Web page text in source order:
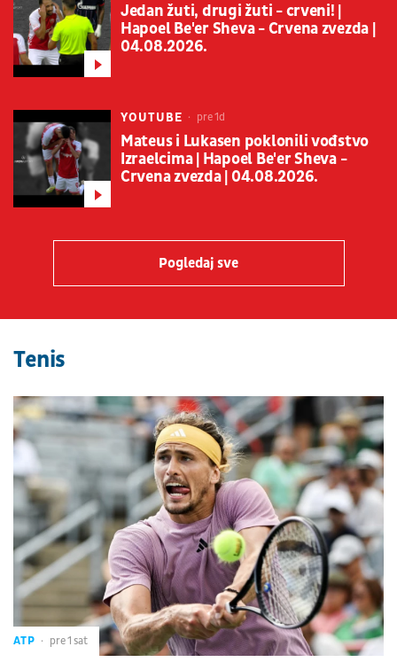
Jedan žuti, drugi žuti - crveni! |
Hapoel Be'er Sheva - Crvena zvezda |
04.08.2026.
YOUTUBE pre 1d
Mateus i Lukasen poklonili vođstvo
Izraelcima | Hapoel Be'er Sheva -
Crvena zvezda | 04.08.2026.
Pogledaj sve
Tenis
ATP pre 1 sat